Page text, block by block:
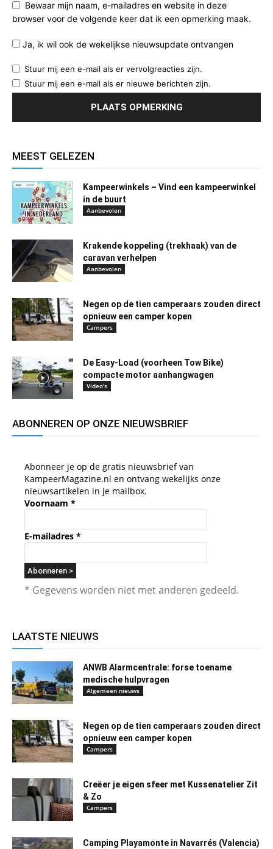
Bewaar mijn naam, e-mailadres en website in deze
browser voor de volgende keer dat ik een opmerking maak.
Ja, ik wil ook de wekelijkse nieuwsupdate ontvangen
Stuur mij een e-mail als er vervolgreacties zijn.
Stuur mij een e-mail als er nieuwe berichten zijn.
MEEST GELEZEN
Kampeerwinkels – Vind een kampeerwinkel
in de buurt
Aanbevolen
Krakende koppeling (trekhaak) van de
caravan verhelpen
Aanbevolen
Negen op de tien camperaars zouden direct
opnieuw een camper kopen
Campers
De Easy-Load (voorheen Tow Bike)
compacte motor aanhangwagen
Video's
ABONNEREN OP ONZE NIEUWSBRIEF
Abonneer je op de gratis nieuwsbrief van
KampeerMagazine.nl en ontvang wekelijks onze
nieuwsartikelen in je mailbox.
Voornaam *
E-mailadres *
* Gegevens worden niet met anderen gedeeld.
LAATSTE NIEUWS
ANWB Alarmcentrale: forse toename
medische hulpvragen
Algemeen nieuws
Negen op de tien camperaars zouden direct
opnieuw een camper kopen
Campers
Creëer je eigen sfeer met Kussenatelier Zit
& Zo
Campers
Camping Playamonte in Navarrés (Valencia)